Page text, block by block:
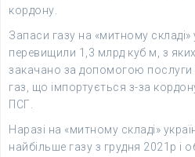
кордону.
Запаси газу на «митному
перевищили 1,3 млрд куб м, з
закачано за допомогою послуги
газ, що імпортується з-за
ПСГ.
Наразі на «митному складі»
найбільше газу з грудня 2021р і